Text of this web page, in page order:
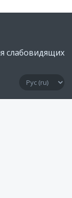
слабовидящих